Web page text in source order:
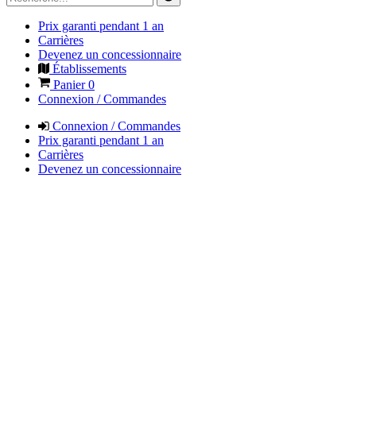
Prix garanti pendant 1 an
Carrières
Devenez un concessionnaire
Établissements
Panier0
Connexion / Commandes
Connexion / Commandes
Prix garanti pendant 1 an
Carrières
Devenez un concessionnaire